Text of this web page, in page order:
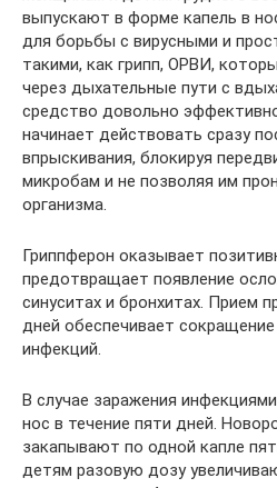
выпускают в форме капель в
для борьбы с вирусными и
такими, как грипп, ОРВИ,
через дыхательные пути с
средство довольно
начинает действовать сразу
впрыскивания, блокируя
микробам и не позволяя им
организма.
Гриппферон оказывает
предотвращает появление
синуситах и бронхитах. Прием
дней обеспечивает
инфекций.
В случае заражения
нос в течение пяти дней.
закапывают по одной капле
детям разовую дозу